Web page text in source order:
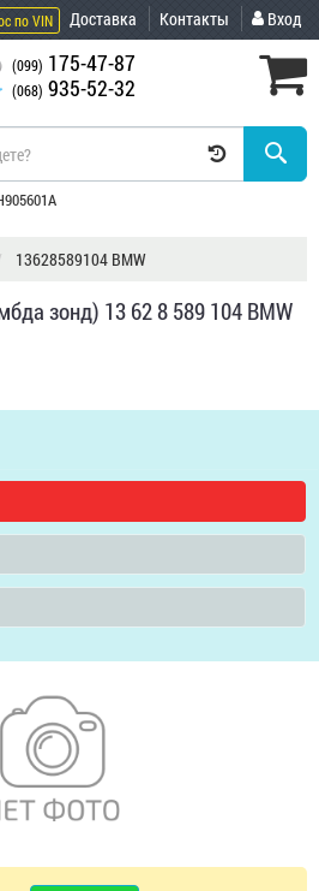
по VIN Доставка Контакты Вход
(099) 175-47-87
(068) 935-52-32
13628589104 BMW
зонд) 13 62 8 589 104 BMW